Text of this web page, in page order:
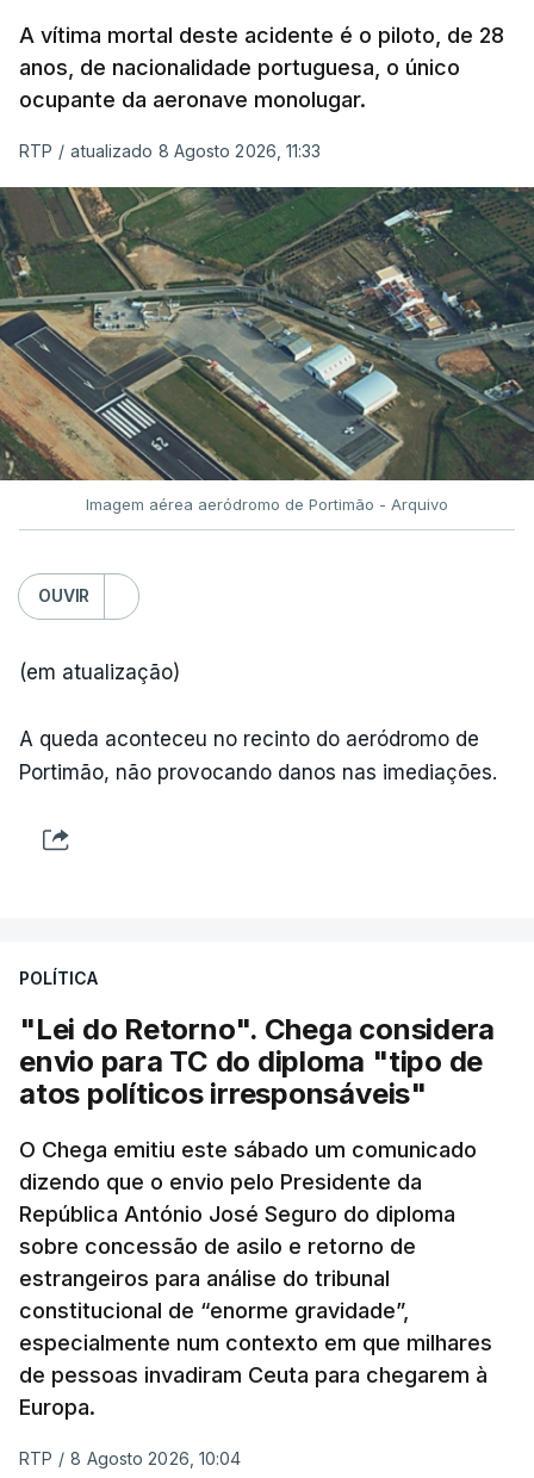
A vítima mortal deste acidente é o piloto, de 28
anos, de nacionalidade portuguesa, o único
ocupante da aeronave monolugar.
RTP / atualizado 8 Agosto 2026, 11:33
Imagem aérea aeródromo de Portimão - Arquivo
OUVIR
(em atualização)
A queda aconteceu no recinto do aeródromo de
Portimão, não provocando danos nas imediações.
POLÍTICA
"Lei do Retorno". Chega considera
envio para TC do diploma "tipo de
atos políticos irresponsáveis"
O Chega emitiu este sábado um comunicado
dizendo que o envio pelo Presidente da
República António José Seguro do diploma
sobre concessão de asilo e retorno de
estrangeiros para análise do tribunal
constitucional de “enorme gravidade”,
especialmente num contexto em que milhares
de pessoas invadiram Ceuta para chegarem à
Europa.
RTP / 8 Agosto 2026, 10:04